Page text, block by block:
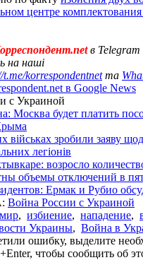
центре
в Telegram
на наші
t.me/korrespondentnetта
в Google News
с Украиной
Москва будет платить
зробили заяву
легіонів
возросло
объемы отключений в
Ермак и Рубио
Война России с Украиной
, избиение, нападение,
Украины, Война в
ошибку, выделите
чтобы сообщить об